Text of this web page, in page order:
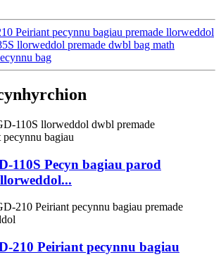
Peiriant pecynnu bagiau premade llorweddol
llorweddol premade dwbl bag math
bag
110S Pecyn bagiau parod
210 Peiriant pecynnu bagiau